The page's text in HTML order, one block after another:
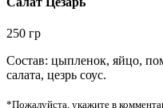
250 гр
Состав: цыпленок, яйцо,
салата, цезрь соус.
*Пожалуйста, укажите в